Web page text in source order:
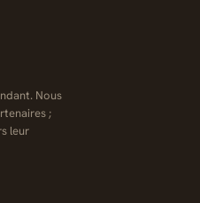
Nous
;
leur